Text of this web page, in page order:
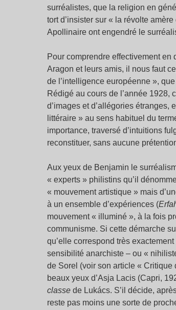
surréalistes, que la religion en
tort d’insister sur « la révolte
Apollinaire ont engendré le
Pour comprendre effectivement
Aragon et leurs amis, il nous faut
de l’intelligence européenne »,
Rédigé au cours de l’année 1928,
d’images et d’allégories étranges,
littéraire » au sens habituel du
importance, traversé d’intuitions
reconstituer, sans aucune
Aux yeux de Benjamin le
« experts » philistins qu’il
« mouvement artistique » mais
à un ensemble d’expériences (
mouvement « illuminé », à la fois
communisme. Si cette démarche
qu’elle correspond très
sensibilité anarchiste – ou «
de Sorel (voir son article «
beaux yeux d’Asja Lacis (Capri,
classe de Lukács. S’il décide,
reste pas moins une sorte de